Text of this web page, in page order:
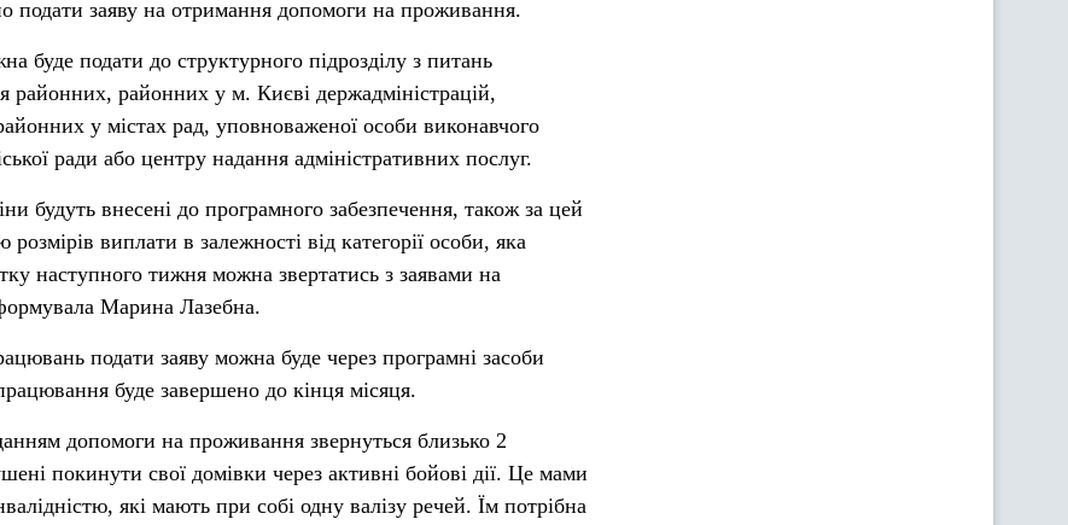
подати заяву на отримання допомоги на проживання.
буде подати до структурного підрозділу з питань
районних, районних у м. Києві держадміністрацій,
у містах рад, уповноваженої особи виконавчого
ради або центру надання адміністративних послуг.
будуть внесені до програмного забезпечення, також за цей
виплати в залежності від категорії особи, яка
наступного тижня можна звертатись з заявами на
Марина Лазебна.
подати заяву можна буде через програмні засоби
буде завершено до кінця місяця.
допомоги на проживання звернуться близько 2
покинути свої домівки через активні бойові дії. Це мами
які мають при собі одну валізу речей. Їм потрібна